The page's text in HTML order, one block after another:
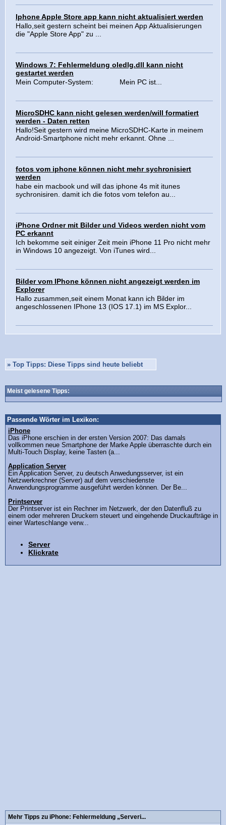
Iphone Apple Store app kann nicht aktualisiert werden
Hallo,seit gestern scheint bei meinen App Aktualisierungen
die "Apple Store App" zu ...
Windows 7: Fehlermeldung oledlg.dll kann nicht
gestartet werden
Mein Computer-System: Mein PC ist...
MicroSDHC kann nicht gelesen werden/will formatiert
werden - Daten retten
Hallo!Seit gestern wird meine MicroSDHC-Karte in meinem
Android-Smartphone nicht mehr erkannt. Ohne ...
fotos vom iphone können nicht mehr sychronisiert
werden
habe ein macbook und will das iphone 4s mit itunes
sychronisiren. damit ich die fotos vom telefon au...
iPhone Ordner mit Bilder und Videos werden nicht vom
PC erkannt
Ich bekomme seit einiger Zeit mein iPhone 11 Pro nicht mehr
in Windows 10 angezeigt. Von iTunes wird...
Bilder vom IPhone können nicht angezeigt werden im
Explorer
Hallo zusammen,seit einem Monat kann ich Bilder im
angeschlossenen IPhone 13 (IOS 17.1) im MS Explor...
» Top Tipps: Diese Tipps sind heute beliebt
Meist gelesene Tipps:
Passende Wörter im Lexikon:
iPhone
Das iPhone erschien in der ersten Version 2007: Das damals
vollkommen neue Smartphone der Marke Apple überraschte durch ein
Multi-Touch Display, keine Tasten (a...
Application Server
Ein Application Server, zu deutsch Anwedungsserver, ist ein
Netzwerkrechner (Server) auf dem verschiedenste
Anwendungsprogramme ausgeführt werden können. Der Be...
Printserver
Der Printserver ist ein Rechner im Netzwerk, der den Datenfluß zu
einem oder mehreren Druckern steuert und eingehende Druckaufträge in
einer Warteschlange verw...
Server
Klickrate
Mehr Tipps zu iPhone: Fehlermeldung „Serveri...